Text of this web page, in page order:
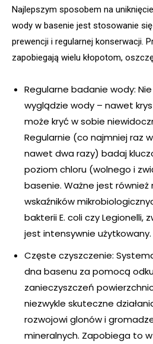
Najlepszym sposobem na
wody w basenie jest stosowanie
prewencji i regularnej konserwacji.
zapobiegają wielu kłopotom,
Regularne badanie wody:
wyglądzie wody – nawet
może kryć w sobie
Regularnie (co najmniej raz
nawet dwa razy) badaj
poziom chloru (wolnego i
basenie. Ważne jest
wskaźników
bakterii E. coli czy Legionelli,
jest intensywnie użytkowany.
Częste czyszczenie:
dna basenu za pomocą
zanieczyszczeń
niezwykle skuteczne
rozwojowi glonów i
mineralnych. Zapobiega to